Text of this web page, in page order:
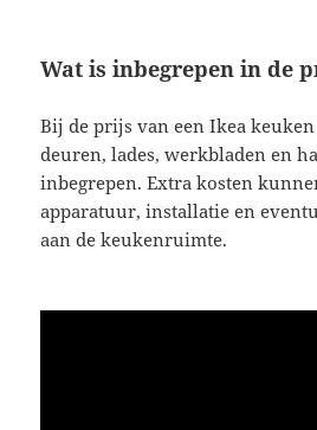
Wat is inbegrepen in de
Bij de prijs van een Ikea
deuren, lades, werkbladen en
inbegrepen. Extra kosten
apparatuur, installatie en
aan de keukenruimte.